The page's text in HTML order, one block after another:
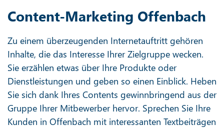
Content-Marketing Offenbach
Zu einem überzeugenden Internetauftritt gehören
Inhalte, die das Interesse Ihrer Zielgruppe wecken.
Sie erzählen etwas über Ihre Produkte oder
Dienstleistungen und geben so einen Einblick. Heben
Sie sich dank Ihres Contents gewinnbringend aus der
Gruppe Ihrer Mitbewerber hervor. Sprechen Sie Ihre
Kunden in Offenbach mit interessanten Textbeiträgen